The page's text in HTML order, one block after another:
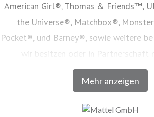
Mehr anzeigen
American Girl®, Thomas & Friends™,
the Universe®, Matchbox®,
Pocket®, und Barney®, sowie weitere
wir besitzen oder in Partnerschaft
Unterhaltungsunternehmen
umfasst Spielwaren, Film- und